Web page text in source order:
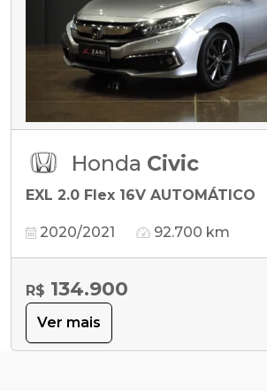
Honda Civic
EXL 2.0 Flex 16V AUTOMÁTICO
2020/2021 92.700 km
R$ 134.900
Ver mais